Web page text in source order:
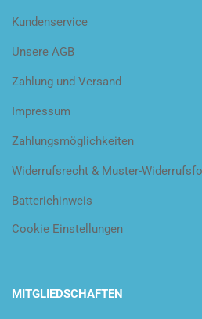
Kundenservice
Unsere AGB
Zahlung und Versand
Impressum
Zahlungsmöglichkeiten
Widerrufsrecht & Muster-
Batteriehinweis
Cookie Einstellungen
MITGLIEDSCHAFTEN